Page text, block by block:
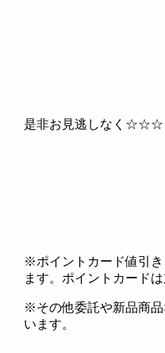
是非お見逃しなく☆☆☆
※ポイントカード値引
ます。ポイントカード
※その他委託や新品商
います。